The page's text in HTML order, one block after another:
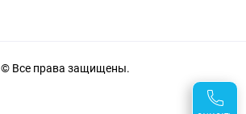
© Все права защищены.